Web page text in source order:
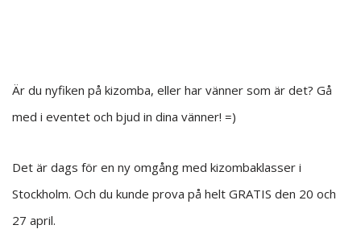
Är du nyfiken på kizomba, eller har vänner som är det? Gå
med i eventet och bjud in dina vänner! =)
Det är dags för en ny omgång med kizombaklasser i
Stockholm. Och du kunde prova på helt GRATIS den 20 och
27 april.